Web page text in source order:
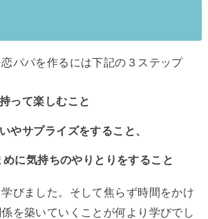
パパを作るには下記の３ステップ
って楽しむこと
やサプライズをすること、
めに気持ちのやりとりをすること
びました。そして焦らず時間をかけ
を築いていくことが何より学びでし